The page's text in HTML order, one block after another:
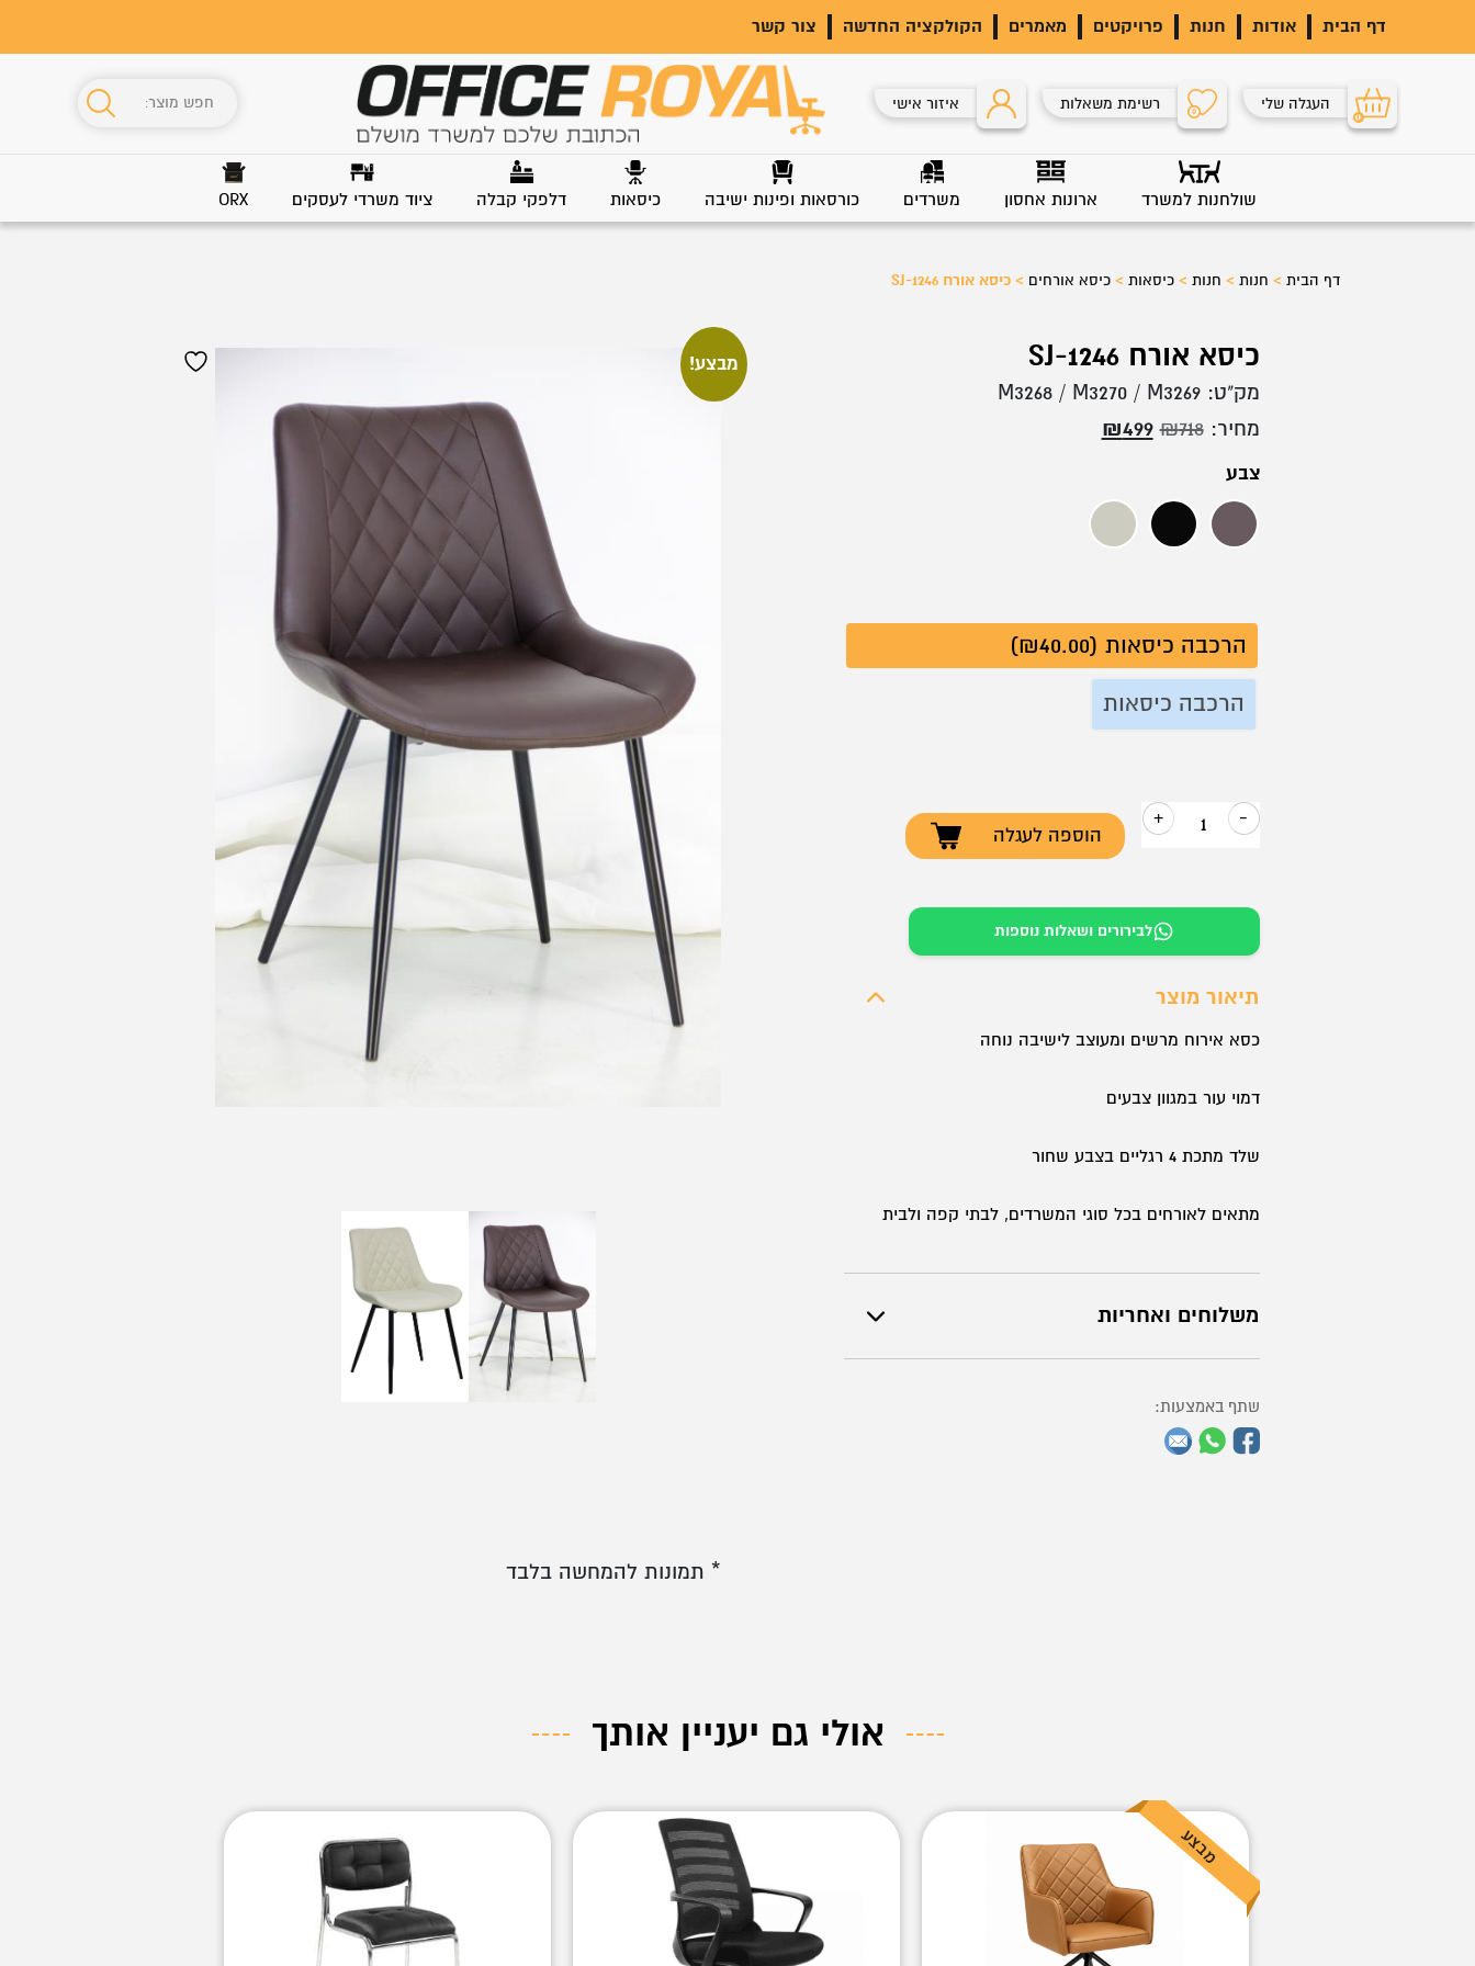
דף הבית אודות חנות פרויקטים מאמרים הקולקציה החדשה צור קשר
0
העגלה שלי 0 רשימת משאלות איזור אישי
שולחנות למשרד ארונות אחסון משרדים כורסאות ופינות ישיבה כיסאות דלפקי קבלה ציוד משרדי לעסקים ORX
דף הבית> חנות> חנות> כיסאות> כיסא אורחים > כיסא אורח SJ-1246
כיסא אורח SJ-1246
מחיר: ₪718
המחיר
היה:
₪718.
₪499
הוא:
₪499.
צבע
חום כהה שחור קרם
הרכבה כיסאות (₪40.00)
הרכבה כיסאות
-
כמות
כיסא
אורח
1246
+
הוספה לעגלה
מק"ט:M3268 / M3270 / M3269
לבירורים ושאלות נוספות
תיאור מוצר
כסא אירוח מרשים ומעוצב לישיבה נוחה
דמוי עור במגוון צבעים
שלד מתכת 4 רגליים בצבע שחור
מתאים לאורחים בכל סוגי המשרדים, לבתי קפה ולבית
משלוחים ואחריות
שתף באמצעות:
מבצע!
* תמונות להמחשה בלבד
אולי גם יעניין אותך